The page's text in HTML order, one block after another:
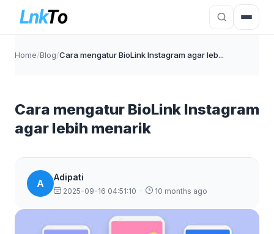
Home/Blog/Cara mengatur BioLink Instagram agar leb...
Cara mengatur BioLink Instagram
agar lebih menarik
A
Adipati
2025-09-16 04:51:10 · 10 months ago